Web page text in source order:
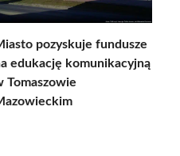
pozyskuje fundusze
edukację komunikacyjną
Tomaszowie